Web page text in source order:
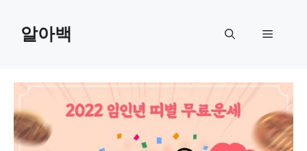
content알아백 Menu